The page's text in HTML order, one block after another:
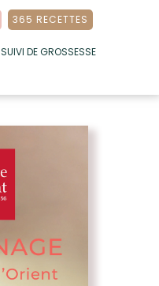
365 RECETTES
SUIVI DE GROSSESSE